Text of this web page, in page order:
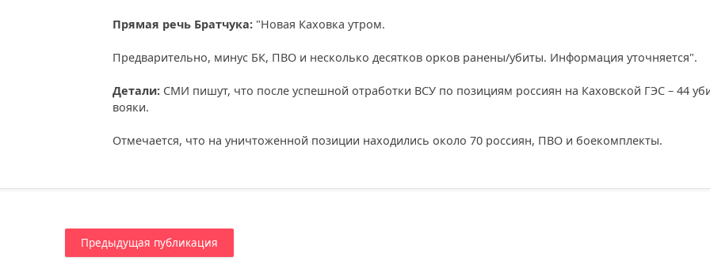
Прямая речь Братчука: "Новая Каховка утром.
Предварительно, минус БК, ПВО и несколько десятков орков ранены/убиты. Информация уточняется".
Детали: СМИ пишут, что после успешной отработки ВСУ по позициям россиян на Каховской ГЭС – 44
вояки.
Отмечается, что на уничтоженной позиции находились около 70 россиян, ПВО и боекомплекты.
Предыдущая публикация